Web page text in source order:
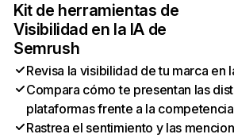
Kit de herramientas de
Visibilidad en la IA de
Semrush
Revisa la visibilidad de tu marca en
Compara cómo te presentan las
plataformas frente a la competencia
Rastrea el sentimiento y las